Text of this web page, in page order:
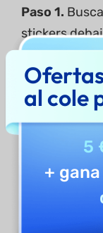
Paso 1.
stickers
en el que
sticker
campo de
Por
»,
generar
de
al cole
5
+